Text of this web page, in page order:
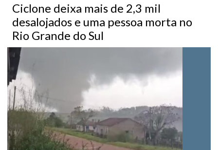
Ciclone deixa mais de 2,3 mil
desalojados e uma pessoa morta no
Rio Grande do Sul